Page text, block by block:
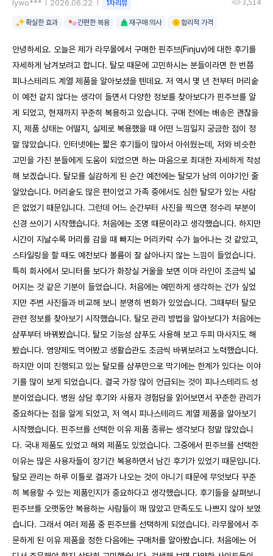
lywo*** 2026.06.22 1차리뷰
확실한 효과 간편한 복용 재구매 의사 합리적 가격
안녕하세요. 오늘은 제가 라무몰에서 구매한 핀주브(Finjuv)에 대한 후기를
자세하게 남겨보려고 합니다. 탈모 때문에 고민하시는 분들이라면 한 번쯤
피나스테리드 계열 제품을 알아보셨을 텐데요. 저 역시 몇 년 전부터 머리숱
이 예전 같지 않다는 생각이 들면서 다양한 정보를 찾아보다가 핀주브를 알
게 되었고, 현재까지 꾸준히 복용하고 있습니다. 구매 전에는 배송은 괜찮을
지, 제품 상태는 어떨지, 실제로 복용했을 때 어떤 느낌일지 궁금한 점이 정
말 많았습니다. 인터넷에는 짧은 후기들이 많아서 아쉬웠는데, 저와 비슷한
고민을 가진 분들에게 도움이 되었으면 하는 마음으로 최대한 자세하게 작성
해 보겠습니다. 탈모를 실감하게 된 순간 예전에는 탈모가 남의 이야기인 줄
알았습니다. 머리숱도 많은 편이었고 가족 중에서도 심한 탈모가 있는 사람
은 없었기 때문입니다. 그런데 어느 순간부터 사진을 찍으면 정수리 부분이
신경 쓰이기 시작했습니다. 처음에는 조명 때문이라고 생각했습니다. 하지만
시간이 지날수록 머리를 감을 때 빠지는 머리카락 수가 늘어나는 것 같았고,
스타일링을 할 때도 예전보다 볼륨이 잘 살아나지 않는 느낌이 들었습니다.
특히 회사에서 모니터를 보다가 화장실 거울을 보면 이마 라인이 조금씩 넓
어지는 것 같은 기분이 들었습니다. 처음에는 예민하게 생각하는 건가 싶었
지만 주변 사진들과 비교해 보니 분명히 변화가 있었습니다. 그때부터 탈모
관련 정보를 찾아보기 시작했습니다. 탈모 관리 방법을 알아보다가 처음에는
샴푸부터 바꿔봤습니다. 탈모 기능성 샴푸도 사용해 보고 두피 마사지도 해
봤습니다. 영양제도 먹어봤고 생활습관도 조금씩 바꿔보려고 노력했습니다.
하지만 이미 진행되고 있는 탈모를 샴푸만으로 막기에는 한계가 있다는 이야
기를 많이 보게 되었습니다. 결국 가장 많이 언급되는 것이 피나스테리드 성
분이었습니다. 병원 상담 후기와 사용자 경험담을 읽어보면서 꾸준한 관리가
중요하다는 점을 알게 되었고, 저 역시 피나스테리드 계열 제품을 알아보기
시작했습니다. 핀주브를 선택한 이유 제품 종류는 생각보다 정말 많았습니
다. 국내 제품도 있었고 해외 제품도 있었습니다. 그중에서 핀주브를 선택한
이유는 많은 사용자들이 장기간 복용하면서 남긴 후기가 있었기 때문입니다.
탈모 관리는 하루 이틀로 결과가 나오는 것이 아니기 때문에 무엇보다 꾸준
히 복용할 수 있는 제품인지가 중요하다고 생각했습니다. 후기들을 살펴보니
핀주브를 오랫동안 복용하는 사람들이 꽤 많았고 만족도도 나쁘지 않아 보였
습니다. 그래서 여러 제품 중 핀주브를 선택하게 되었습니다. 라무몰에서 주
문하게 된 이유 제품을 정한 다음에는 구매처를 알아봤습니다. 처음에는 어